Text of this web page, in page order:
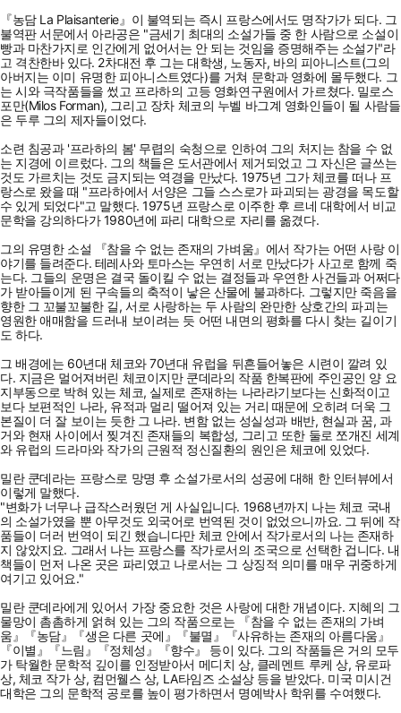
『농담 La Plaisanterie』이 불역되는 즉시 프랑스에서도 명작가가 되다. 그
불역판 서문에서 아라공은 "금세기 최대의 소설가들 중 한 사람으로 소설이
빵과 마찬가지로 인간에게 없어서는 안 되는 것임을 증명해주는 소설가"라
고 격찬한바 있다. 2차대전 후 그는 대학생, 노동자, 바의 피아니스트(그의
아버지는 이미 유명한 피아니스트였다)를 거쳐 문학과 영화에 몰두했다. 그
는 시와 극작품들을 썼고 프라하의 고등 영화연구원에서 가르쳤다. 밀로스
포만(Milos Forman), 그리고 장차 체코의 누벨 바그계 영화인들이 될 사람들
은 두루 그의 제자들이었다.
소련 침공과 '프라하의 봄' 무렵의 숙청으로 인하여 그의 처지는 참을 수 없
는 지경에 이르렀다. 그의 책들은 도서관에서 제거되었고 그 자신은 글쓰는
것도 가르치는 것도 금지되는 역경을 만났다. 1975년 그가 체코를 떠나 프
랑스로 왔을 때 "프라하에서 서양은 그들 스스로가 파괴되는 광경을 목도할
수 있게 되었다"고 말했다. 1975년 프랑스로 이주한 후 르네 대학에서 비교
문학을 강의하다가 1980년에 파리 대학으로 자리를 옮겼다.
그의 유명한 소설 『참을 수 없는 존재의 가벼움』에서 작가는 어떤 사랑 이
야기를 들려준다. 테레사와 토마스는 우연히 서로 만났다가 사고로 함께 죽
는다. 그들의 운명은 결국 돌이킬 수 없는 결정들과 우연한 사건들과 어쩌다
가 받아들이게 된 구속들의 축적이 낳은 산물에 불과하다. 그렇지만 죽음을
향한 그 꼬불꼬불한 길, 서로 사랑하는 두 사람의 완만한 상호간의 파괴는
영원한 애매함을 드러내 보이려는 듯 어떤 내면의 평화를 다시 찾는 길이기
도 하다.
그 배경에는 60년대 체코와 70년대 유럽을 뒤흔들어놓은 시련이 깔려 있
다. 지금은 멀어져버린 체코이지만 쿤데라의 작품 한복판에 주인공인 양 요
지부동으로 박혀 있는 체코, 실제로 존재하는 나라라기보다는 신화적이고
보다 보편적인 나라, 유적과 멀리 떨어져 있는 거리 때문에 오히려 더욱 그
본질이 더 잘 보이는 듯한 그 나라. 변함 없는 성실성과 배반, 현실과 꿈, 과
거와 현재 사이에서 찢겨진 존재들의 복합성, 그리고 또한 둘로 쪼개진 세계
와 유럽의 드라마와 작가의 근원적 정신질환의 원인은 체코에 있었다.
밀란 쿤데라는 프랑스로 망명 후 소설가로서의 성공에 대해 한 인터뷰에서
이렇게 말했다.
"변화가 너무나 급작스러웠던 게 사실입니다. 1968년까지 나는 체코 국내
의 소설가였을 뿐 아무것도 외국어로 번역된 것이 없었으니까요. 그 뒤에 작
품들이 더러 번역이 되긴 했습니다만 체코 안에서 작가로서의 나는 존재하
지 않았지요. 그래서 나는 프랑스를 작가로서의 조국으로 선택한 겁니다. 내
책들이 먼저 나온 곳은 파리였고 나로서는 그 상징적 의미를 매우 귀중하게
여기고 있어요."
밀란 쿤데라에게 있어서 가장 중요한 것은 사랑에 대한 개념이다. 지혜의 그
물망이 촘촘하게 얽혀 있는 그의 작품으로는 『참을 수 없는 존재의 가벼
움』『농담』『생은 다른 곳에』『불멸』『사유하는 존재의 아름다움』
『이별』『느림』『정체성』『향수』 등이 있다. 그의 작품들은 거의 모두
가 탁월한 문학적 깊이를 인정받아서 메디치 상, 클레멘트 루케 상, 유로파
상, 체코 작가 상, 컴먼웰스 상, LA타임즈 소설상 등을 받았다. 미국 미시건
대학은 그의 문학적 공로를 높이 평가하면서 명예박사 학위를 수여했다.